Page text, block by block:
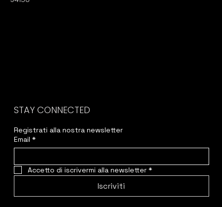
STAY CONNECTED
Registrati alla nostra newsletter
Email *
Accetto di iscrivermi alla newsletter *
Iscriviti